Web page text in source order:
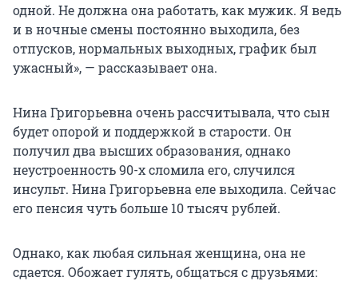
одной. Не должна она работать, как мужик. Я ведь
и в ночные смены постоянно выходила, без
отпусков, нормальных выходных, график был
ужасный», — рассказывает она.
Нина Григорьевна очень рассчитывала, что сын
будет опорой и поддержкой в старости. Он
получил два высших образования, однако
неустроенность 90-х сломила его, случился
инсульт. Нина Григорьевна еле выходила. Сейчас
его пенсия чуть больше 10 тысяч рублей.
Однако, как любая сильная женщина, она не
сдается. Обожает гулять, общаться с друзьями: